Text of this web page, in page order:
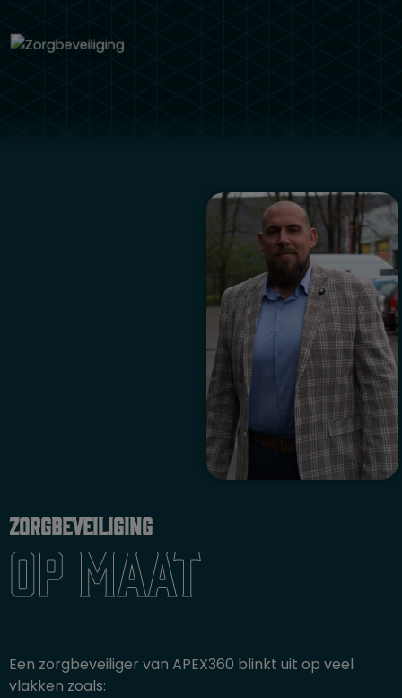
Zorgbeveiliging
op maat
Een zorgbeveiliger van APEX360 blinkt uit op veel
vlakken zoals: